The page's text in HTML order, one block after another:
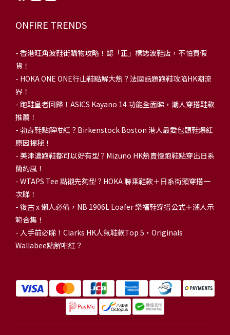
ONFIRE TRENDS
- 香港旺角波鞋街購物攻略！認「正」標誌波鞋店，不怕買假
貨！
- HOKA ONE ONE行山鞋點解大熱？法國話題跑鞋攻陷HK潮流
界！
- 跑鞋皇者回歸！ASICS Kayano 14 功能全面睇，潮人穿搭鞋款
推薦！
- 勃肯鞋點解咁紅？Birkenstock Boston 港人最愛包頭鞋爆紅
原因揭秘！
- 美津濃跑鞋都可以好有型？Mizuno HK熱賣慢跑鞋點穿出日系
簡約風！
- WTAPS Tee 點襯先夠型？HOKA 聯乘鞋款＋日系街頭穿搭一
次睇！
- 復古 x 懶人必備，NB 1906L Loafer 樂福鞋穿搭公式＋潮人示
範合集！
- 入手前必睇！Clarks HK人氣鞋款Top 5，Originals
Wallabee點解咁紅？